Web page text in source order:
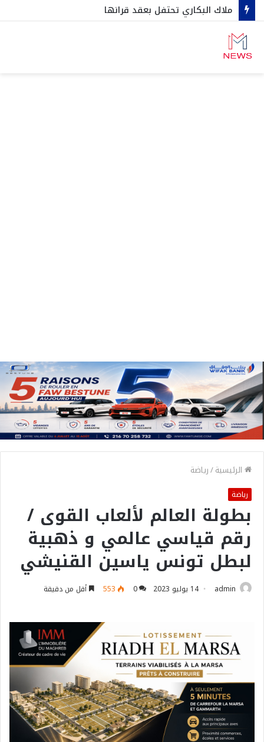
ملاك البكاري تحتفل بعقد قرانها
الرئيسية/رياضة
رياضة
بطولة العالم لألعاب القوى /
رقم قياسي عالمي و ذهبية
لبطل تونس ياسين القنيشي
admin 14 يوليو 2023 0
553 أقل من دقيقة